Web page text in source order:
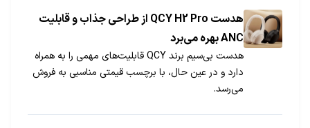
هدست QCY H2 Pro از طراحی جذاب و قابلیت
ANC بهره می‌برد
هدست بی‌سیم برند QCY قابلیت‌های مهمی را به همراه
دارد و در عین حال، با برچسب قیمتی مناسبی به فروش
می‌رسد.